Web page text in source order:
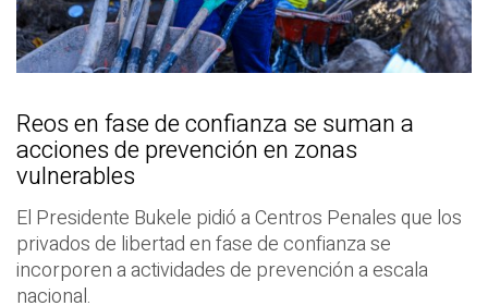
Reos en fase de confianza se suman a
acciones de prevención en zonas
vulnerables
El Presidente Bukele pidió a Centros Penales que los
privados de libertad en fase de confianza se
incorporen a actividades de prevención a escala
nacional.